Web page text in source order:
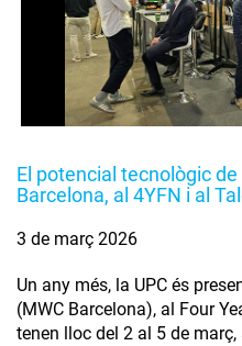
El potencial tecnològic de
Barcelona, al 4YFN i al
3 de març 2026
Un any més, la UPC és
(MWC Barcelona), al Four
tenen lloc del 2 al 5 de